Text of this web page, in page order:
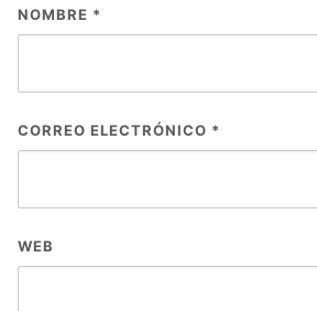
NOMBRE *
CORREO ELECTRÓNICO *
WEB